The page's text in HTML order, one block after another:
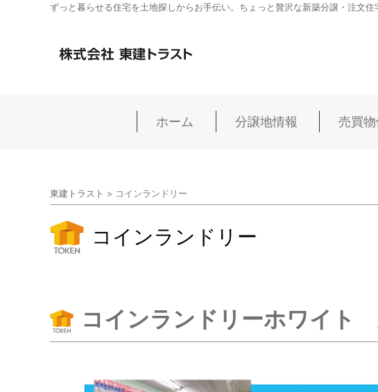
ずっと暮らせる住宅を土地探しからお手伝い。ちょっと贅沢な新築分譲・注文
ホーム 分譲地情報 売買
東建トラスト > コインランドリー
コインランドリー
コインランドリーホワイ